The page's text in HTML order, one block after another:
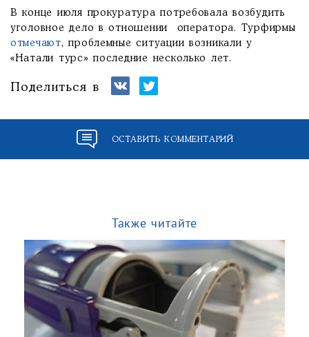
В конце июля прокуратура потребовала возбудить
уголовное дело в отношении оператора. Турфирмы
отмечают, проблемные ситуации возникали у
«Натали турс» последние несколько лет.
Поделиться в
ОСТАВИТЬ КОММЕНТАРИЙ
Также читайте